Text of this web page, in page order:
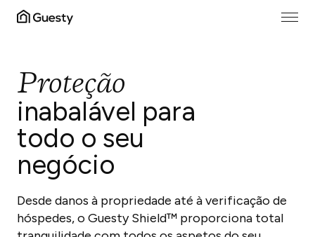
Proteção
inabalável para
todo o seu
negócio
Desde danos à propriedade até à verificação de
hóspedes, o Guesty Shield™ proporciona total